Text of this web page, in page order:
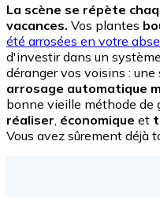
La scène se répète
vacances. Vos plantes
été arrosées en votre
d'investir dans un
déranger vos voisins :
arrosage automatique
bonne vieille méthode de
réaliser économique et
Vous avez sûrement déjà